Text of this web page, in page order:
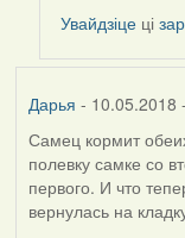
Увайдзіце ці
Дарья - 10.05.2018
Самец кормит
полевку самке со
первого. И что
вернулась на